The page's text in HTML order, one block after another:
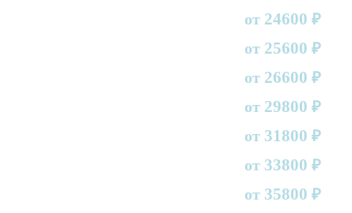
от 24600 ₽
от 25600 ₽
от 26600 ₽
от 29800 ₽
от 31800 ₽
от 33800 ₽
от 35800 ₽